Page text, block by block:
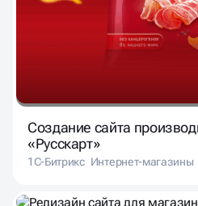
Создание сайта
«Русскарт»
1С-Битрикс Интернет-магазины